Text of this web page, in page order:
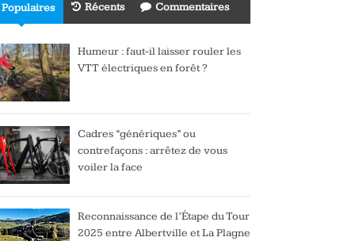
Populaires Récents Commentaires
Humeur : faut-il laisser rouler les
VTT électriques en forêt ?
Cadres “génériques” ou
contrefaçons : arrêtez de vous
voiler la face
Reconnaissance de l’Étape du Tour
2025 entre Albertville et La Plagne